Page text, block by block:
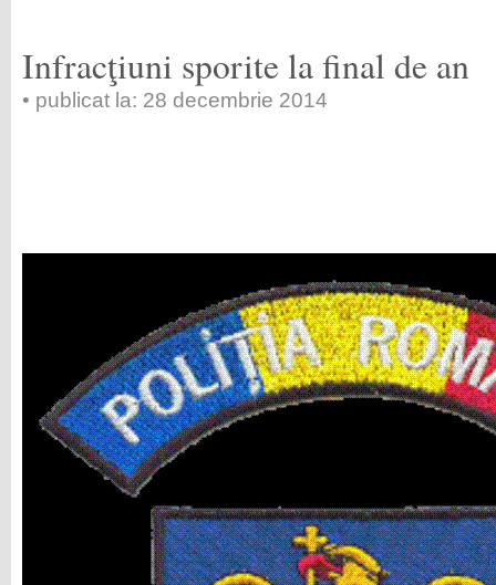
Infracţiuni sporite la final de an
• publicat la: 28 decembrie 2014